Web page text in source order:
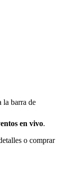
la barra de
en vivo.
o comprar